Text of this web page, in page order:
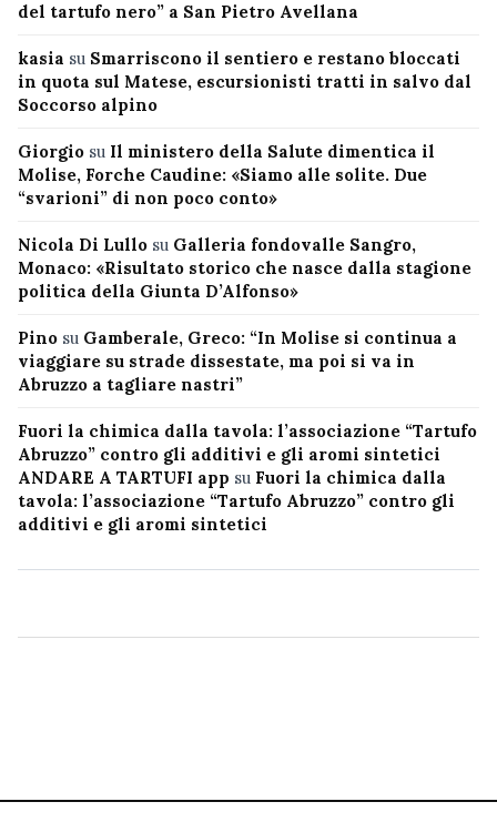
del tartufo nero” a San Pietro Avellana
kasia su Smarriscono il sentiero e restano bloccati
in quota sul Matese, escursionisti tratti in salvo dal
Soccorso alpino
Giorgio su Il ministero della Salute dimentica il
Molise, Forche Caudine: «Siamo alle solite. Due
“svarioni” di non poco conto»
Nicola Di Lullo su Galleria fondovalle Sangro,
Monaco: «Risultato storico che nasce dalla stagione
politica della Giunta D’Alfonso»
Pino su Gamberale, Greco: “In Molise si continua a
viaggiare su strade dissestate, ma poi si va in
Abruzzo a tagliare nastri”
Fuori la chimica dalla tavola: l’associazione “Tartufo
Abruzzo” contro gli additivi e gli aromi sintetici
ANDARE A TARTUFI app su Fuori la chimica dalla
tavola: l’associazione “Tartufo Abruzzo” contro gli
additivi e gli aromi sintetici